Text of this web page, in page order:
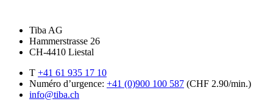
Tiba AG
Hammerstrasse 26
CH-4410 Liestal
T +41 61 935 17 10
Numéro d’urgence: +41 (0)900 100 587 (CHF 2.90/min.)
info@tiba.ch